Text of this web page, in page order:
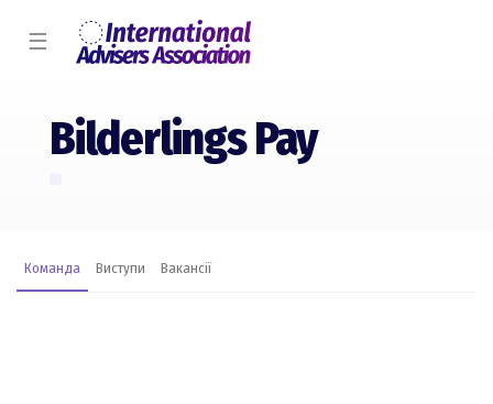
☰
Bilderlings Pay
Команда Виступи Вакансії